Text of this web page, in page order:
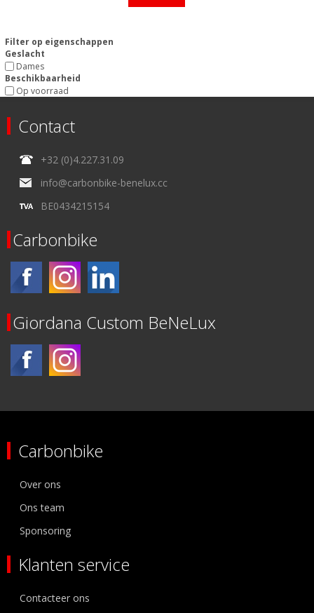
Filter op eigenschappen
Geslacht
Dames
Beschikbaarheid
Op voorraad
Contact
+32 (0)4.227.31.09
info@carbonbike-benelux.cc
BE0434215154
Carbonbike
Giordana Custom BeNeLux
Carbonbike
Over ons
Ons team
Sponsoring
Klanten service
Contacteer ons